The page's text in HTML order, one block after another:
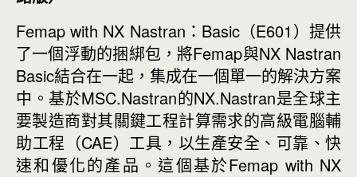
Femap with NX Nastran：Basic（E601）提供
了一個浮動的捆綁包，將Femap與NX Nastran
Basic結合在一起，集成在一個單一的解決方案
中。基於MSC.Nastran的NX.Nastran是全球主
要製造商對其關鍵工程計算需求的高級電腦輔
助工程（CAE）工具，以生產安全、可靠、快
速和優化的產品。這個基於Femap with NX